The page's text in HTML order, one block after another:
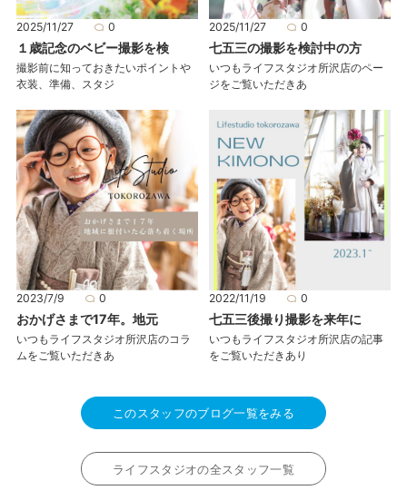
2025/11/27 0
１歳記念のベビー撮影を検
撮影前に知っておきたいポイントや
衣装、準備、スタジ
2025/11/27 0
七五三の撮影を検討中の方
いつもライフスタジオ所沢店のペー
ジをご覧いただきあ
2023/7/9 0
おかげさまで17年。地元
いつもライフスタジオ所沢店のコラ
ムをご覧いただきあ
2022/11/19 0
七五三後撮り撮影を来年に
いつもライフスタジオ所沢店の記事
をご覧いただきあり
このスタッフのブログ一覧をみる
ライフスタジオの全スタッフ一覧